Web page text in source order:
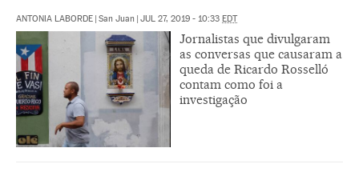
ANTONIA LABORDE | San Juan | JUL 27, 2019 - 10:33 EDT
Jornalistas que divulgaram
as conversas que causaram a
queda de Ricardo Rosselló
contam como foi a
investigação